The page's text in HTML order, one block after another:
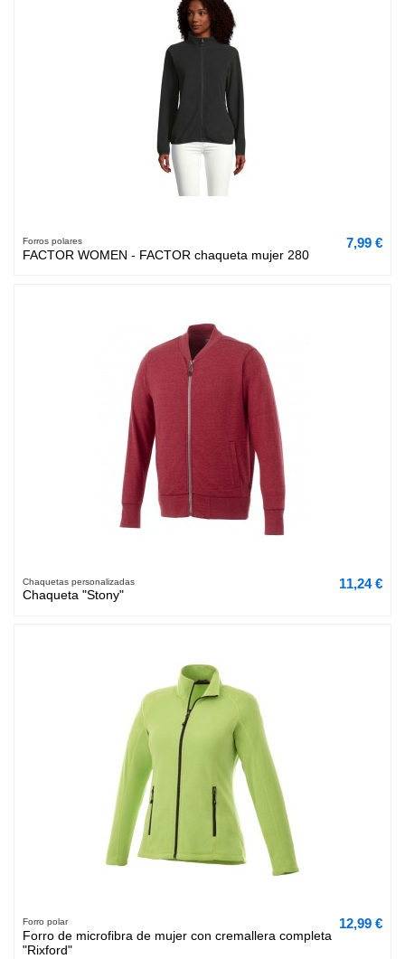
Forros polares
FACTOR WOMEN - FACTOR chaqueta mujer 280
7,99 €
Chaquetas personalizadas
Chaqueta "Stony"
11,24 €
Forro polar
Forro de microfibra de mujer con cremallera completa
"Rixford"
12,99 €